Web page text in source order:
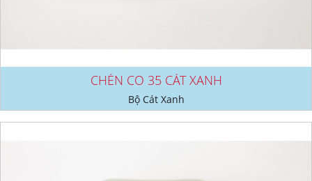
CHÉN CO 35 CÁT XANH
Bộ Cát Xanh